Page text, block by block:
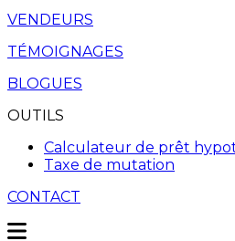
VENDEURS
TÉMOIGNAGES
BLOGUES
OUTILS
Calculateur de prêt
Taxe de mutation
CONTACT